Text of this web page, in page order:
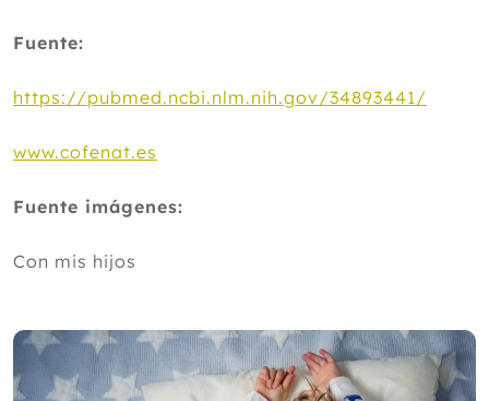
Fuente:
https://pubmed.ncbi.nlm.nih.gov/34893441/
www.cofenat.es
Fuente imágenes:
Con mis hijos